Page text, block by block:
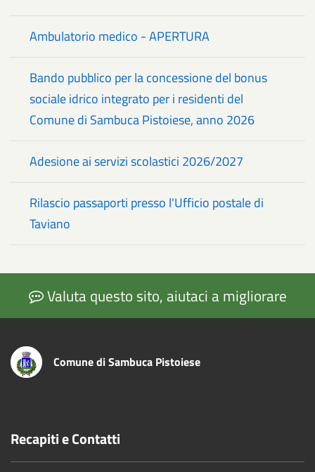
Ambulatorio medico - APERTURA
Bando pubblico per la concessione del bonus
sociale idrico integrato per i residenti del
Comune di Sambuca Pistoiese, anno 2026
Adesione ai servizi scolastici 2026/2027
Rilascio passaporti presso l'Ufficio postale di
Taviano
Valuta questo sito, aiutaci a migliorare
Comune di Sambuca Pistoiese
Recapiti e Contatti